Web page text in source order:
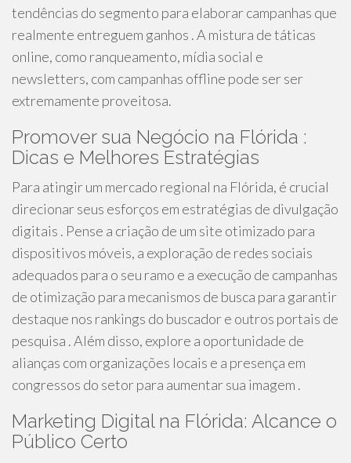
tendências do segmento para elaborar campanhas que
realmente entreguem ganhos . A mistura de táticas
online, como ranqueamento, mídia social e
newsletters, com campanhas offline pode ser ser
extremamente proveitosa.
Promover sua Negócio na Flórida :
Dicas e Melhores Estratégias
Para atingir um mercado regional na Flórida, é crucial
direcionar seus esforços em estratégias de divulgação
digitais . Pense a criação de um site otimizado para
dispositivos móveis, a exploração de redes sociais
adequados para o seu ramo e a execução de campanhas
de otimização para mecanismos de busca para garantir
destaque nos rankings do buscador e outros portais de
pesquisa . Além disso, explore a oportunidade de
alianças com organizações locais e a presença em
congressos do setor para aumentar sua imagem .
Marketing Digital na Flórida: Alcance o
Público Certo